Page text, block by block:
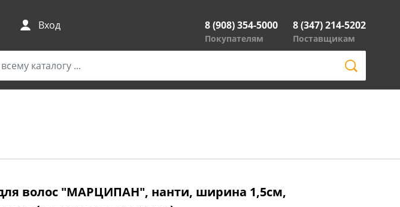
Вход 8 (908) 354-5000
Покупателям
8 (347) 214-5202
Поставщикам
волос "МАРЦИПАН", нанти, ширина 1,5см,